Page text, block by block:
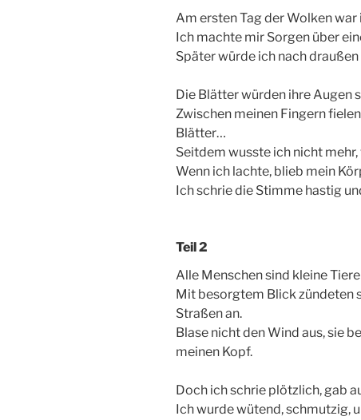
Am ersten Tag der Wolken war
Ich machte mir Sorgen über
Später würde ich nach
Die Blätter würden ihre Augen
Zwischen meinen Fingern
Blätter…
Seitdem wusste ich nicht
Wenn ich lachte, blieb mein
Ich schrie die Stimme hastig
Teil 2
Alle Menschen sind kleine Tiere
Mit besorgtem Blick zündeten
Straßen an.
Blase nicht den Wind aus, sie
meinen Kopf.
Doch ich schrie plötzlich, gab
Ich wurde wütend, schmutzig,